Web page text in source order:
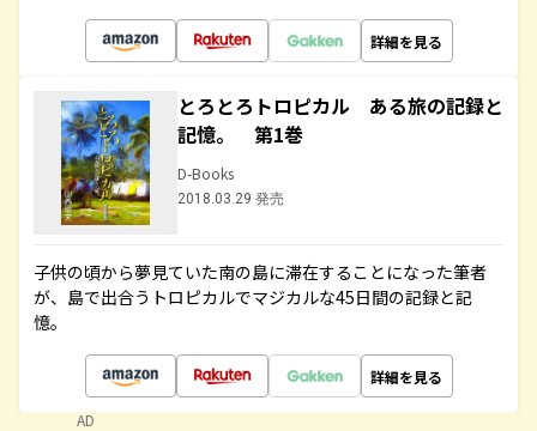
詳細を見る
とろとろトロピカル ある旅の記録と
記憶。 第1巻
D-Books
2018.03.29 発売
子供の頃から夢見ていた南の島に滞在することになった筆者
が、島で出合うトロピカルでマジカルな45日間の記録と記
憶。
詳細を見る
AD